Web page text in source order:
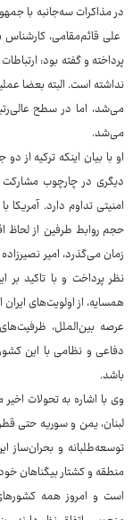
در مذاکرات سه‌جانبه با
پرداخته و گفته بود:
نداشته است. البته بعضا
می‌شد، اما در سطح
می‌شد.
او با بیان اینکه ترکیه از
دیگری در چارچوب مشارکت
امنیتی تداوم دارد.
زمان می‌گذرد، امیر
نظر پرداخت و با تاکید
همسایه، از اولویت‌های
عرصه بین‌الملل،
دفاعی و نظامی با این
باشد.
وی با اشاره به تحولات
لبنان، یمن و سوریه حتی
توسعه‌طلبانه و
منطقه و کشتار بیگناهان
است و امروز همه